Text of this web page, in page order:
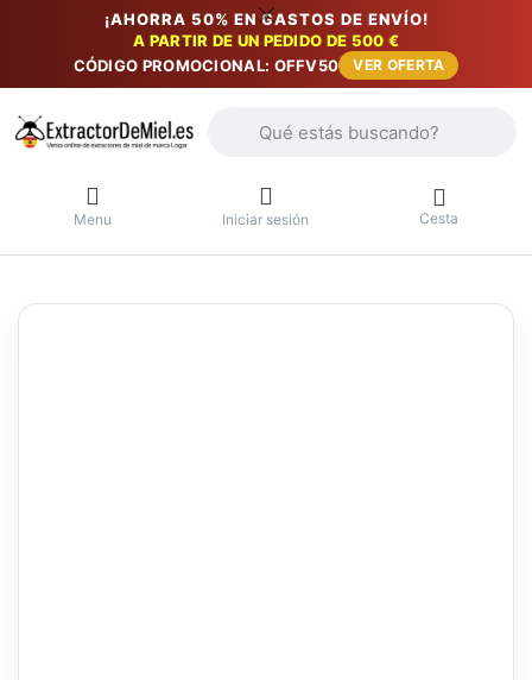
¡AHORRA 50% EN GASTOS DE ENVÍO!
A PARTIR DE UN PEDIDO DE 500 €
CÓDIGO PROMOCIONAL: OFFV50
VER OFERTA
Menu Iniciar sesión Cesta